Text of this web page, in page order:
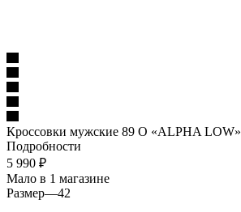
Кроссовки мужские 89 О «ALPHA LOW»
Подробности
5 990 ₽
Мало в 1 магазине
Размер—42